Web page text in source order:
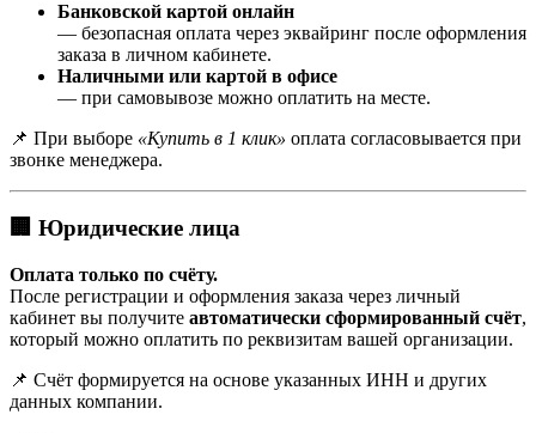
Банковской картой онлайн
— безопасная оплата через эквайринг после оформления
заказа в личном кабинете.
Наличными или картой в офисе
— при самовывозе можно оплатить на месте.
📌 При выборе «Купить в 1 клик» оплата согласовывается при
звонке менеджера.
🏢 Юридические лица
Оплата только по счёту.
После регистрации и оформления заказа через личный
кабинет вы получите автоматически сформированный счёт,
который можно оплатить по реквизитам вашей организации.
📌 Счёт формируется на основе указанных ИНН и других
данных компании.